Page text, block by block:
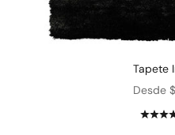
Tapete
Precio
Desde